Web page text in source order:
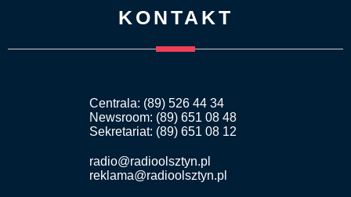
KONTAKT
Centrala: (89) 526 44 34
Newsroom: (89) 651 08 48
Sekretariat: (89) 651 08 12
radio@radioolsztyn.pl
reklama@radioolsztyn.pl